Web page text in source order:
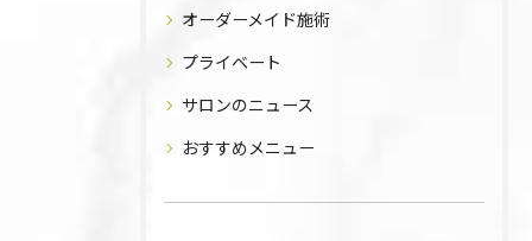
オーダーメイド施術
プライベート
サロンのニュース
おすすめメニュー